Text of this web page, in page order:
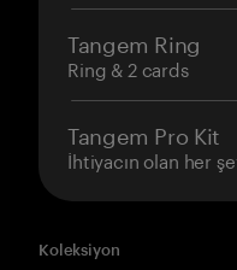
Tangem Ring
Ring & 2 cards
Tangem Pro Kit
İhtiyacın olan her
Koleksiyon